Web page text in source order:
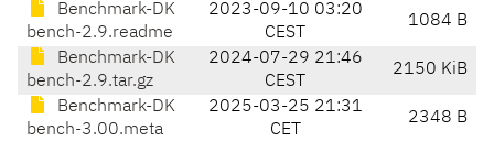
Benchmark-DK
bench-2.9.readme
2023-09-10 03:20
CEST
1084 B
Benchmark-DK
bench-2.9.tar.gz
2024-07-29 21:46
CEST
2150 KiB
Benchmark-DK
bench-3.00.meta
2025-03-25 21:31
CET
2348 B